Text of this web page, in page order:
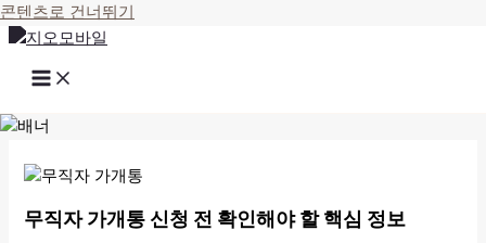
콘텐츠로 건너뛰기
무직자 가개통 신청 전 확인해야 할 핵심 정보